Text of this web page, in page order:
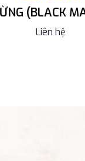
(BLACK
Liên hệ